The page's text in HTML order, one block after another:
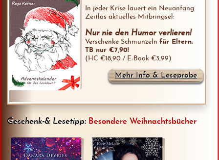
In jeder Krise lauert ein Neuanfang.
Zeitlos aktuelles Mitbringsel:
Nur nie den Humor verlieren!
Verschenke Schmunzeln für Eltern.
TB nur €7,90!
(HC €18,90 / E-Book €3,99)
Mehr Info & Leseprobe
Geschenk-& Lesetipp:Besondere Weihnachtsbücher